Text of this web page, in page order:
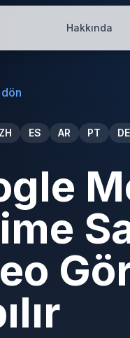
Hakkında
ZH ES AR PT DE